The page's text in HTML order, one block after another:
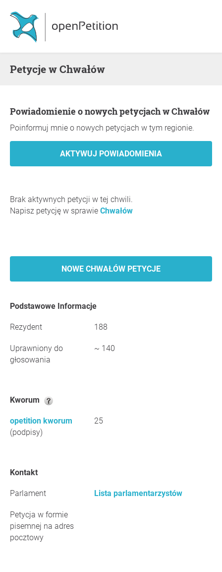
Petycje w Chwałów
Powiadomienie o nowych petycjach w Chwałów
Poinformuj mnie o nowych petycjach w tym regionie.
Brak aktywnych petycji w tej chwili.
Napisz petycję w sprawie Chwałów
NOWE CHWAŁÓW PETYCJE
Podstawowe Informacje
Rezydent 188
Uprawniony do
głosowania
~ 140
Kworum
opetition kworum
(podpisy)
25
Kontakt
Parlament Lista parlamentarzystów
Petycja w formie
pisemnej na adres
pocztowy